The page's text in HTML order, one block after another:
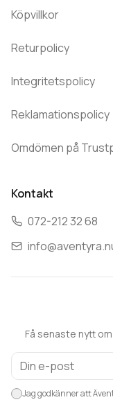
Köpvillkor
Returpolicy
Integritetspolicy
Reklamationspolicy
Omdömen på
Kontakt
072-212 32 68
Få senaste nytt
Jag godkänner att